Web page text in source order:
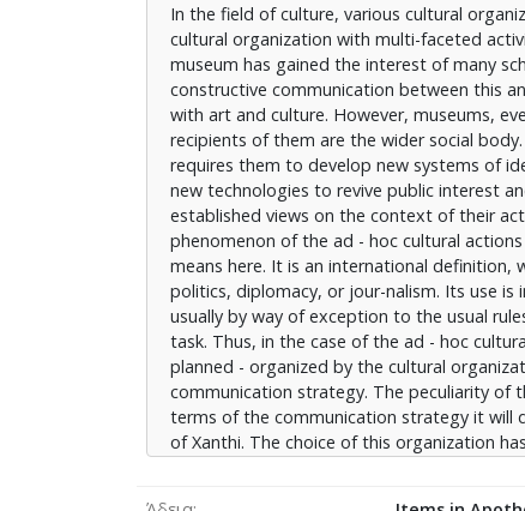
που έχει στην διάθεση του το μουσείο,
της παρούσας διπλωματικής εργασίας
οργανισμού προέκυψε καθώς ο
ευρύτερης περιοχής της Ξάνθης και έχει
ανάγκες και τις ιδιαιτερότητες του
σχεδιασμό επικοινωνιακής στρατηγικής
μουσείου ένα χρήσιμο και πρακτικό
In the field of culture, various cultural
cultural organization with multi-faceted
museum has gained the interest of many
constructive communication between this
with art and culture. However, museums,
recipients of them are the wider social
requires them to develop new systems of
new technologies to revive public interest
established views on the context of their
phenomenon of the ad - hoc cultural
means here. It is an international definition,
politics, diplomacy, or jour-nalism. Its use
usually by way of exception to the usual
task. Thus, in the case of the ad - hoc
planned - organized by the cultural
communication strategy. The peculiarity of
terms of the communication strategy it will
of Xanthi. The choice of this organization